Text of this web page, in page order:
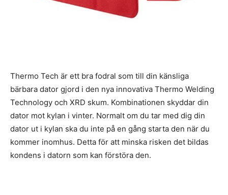
Thermo Tech är ett bra fodral som till din känsliga
bärbara dator gjord i den nya innovativa Thermo Welding
Technology och XRD skum. Kombinationen skyddar din
dator mot kylan i vinter. Normalt om du tar med dig din
dator ut i kylan ska du inte på en gång starta den när du
kommer inomhus. Detta för att minska risken det bildas
kondens i datorn som kan förstöra den.